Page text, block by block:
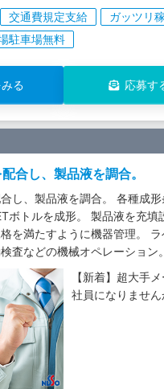
交通費規定支給
ガッツリ
駐車場無料
る 応募す
合し、製品液を調合。
し、製品液を調合。 各種成
ボトルを成形。 製品液を充填
を満たすように機器管理。 ラ
査などの機械オペレーション。
【新着】超大手
社員になりません